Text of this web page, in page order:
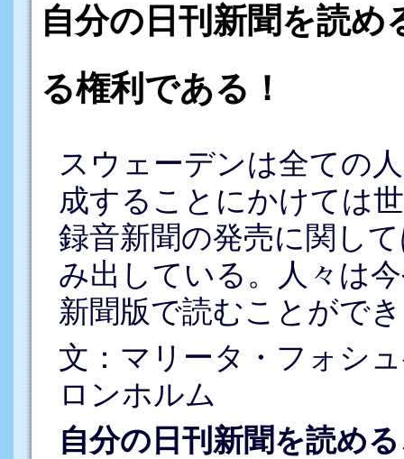
自分の日刊新聞を読
る権利である！
スウェーデンは全ての
成することにかけては
録音新聞の発売に関し
み出している。人々は
新聞版で読むことがで
文：マリータ・フォシ
ロンホルム
自分の日刊新聞を読め